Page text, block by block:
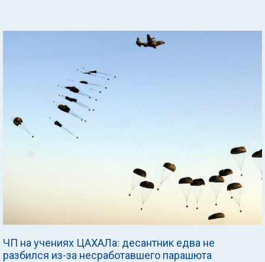
ЧП на учениях ЦАХАЛа: десантник едва не
разбился из-за несработавшего парашюта